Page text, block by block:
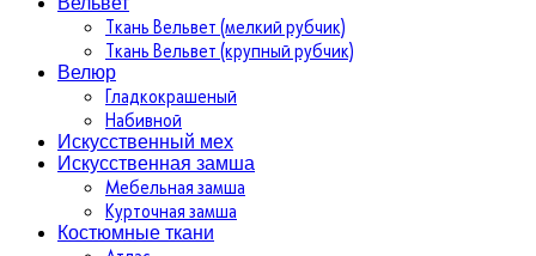
Ткань Вельвет (мелкий рубчик)
Ткань Вельвет (крупный рубчик)
Велюр
Гладкокрашеный
Набивной
Искусственный мех
Искусственная замша
Мебельная замша
Курточная замша
Костюмные ткани